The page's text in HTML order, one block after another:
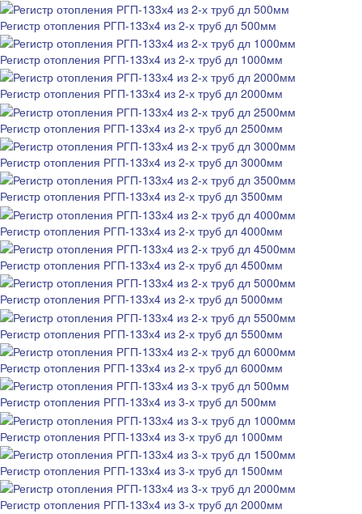
Регистр отопления РГП-133х4 из 2-х труб дл 500мм
Регистр отопления РГП-133х4 из 2-х труб дл 1000мм
Регистр отопления РГП-133х4 из 2-х труб дл 2000мм
Регистр отопления РГП-133х4 из 2-х труб дл 2500мм
Регистр отопления РГП-133х4 из 2-х труб дл 3000мм
Регистр отопления РГП-133х4 из 2-х труб дл 3500мм
Регистр отопления РГП-133х4 из 2-х труб дл 4000мм
Регистр отопления РГП-133х4 из 2-х труб дл 4500мм
Регистр отопления РГП-133х4 из 2-х труб дл 5000мм
Регистр отопления РГП-133х4 из 2-х труб дл 5500мм
Регистр отопления РГП-133х4 из 2-х труб дл 6000мм
Регистр отопления РГП-133х4 из 3-х труб дл 500мм
Регистр отопления РГП-133х4 из 3-х труб дл 1000мм
Регистр отопления РГП-133х4 из 3-х труб дл 1500мм
Регистр отопления РГП-133х4 из 3-х труб дл 2000мм